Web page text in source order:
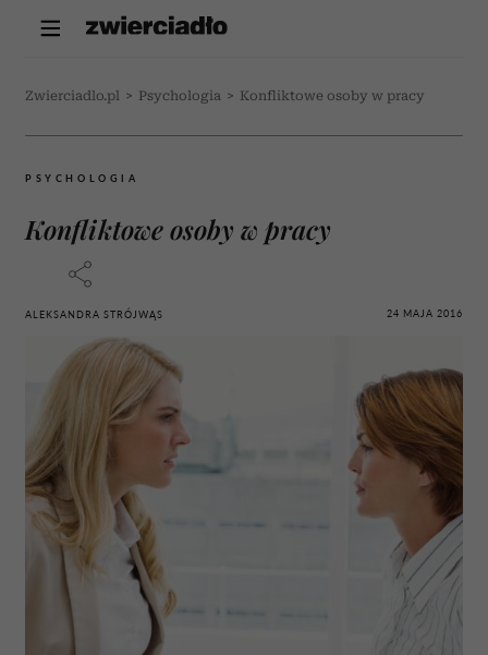
Zwierciadlo.pl > Psychologia > Konfliktowe osoby w pracy
PSYCHOLOGIA
Konfliktowe osoby w pracy
ALEKSANDRA STRÓJWĄS 24 MAJA 2016